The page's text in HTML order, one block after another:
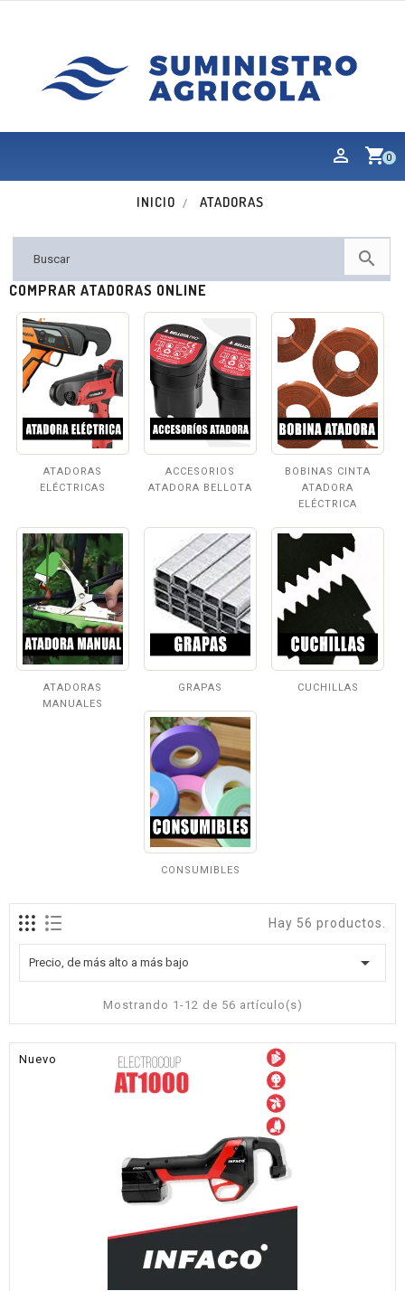
shopping_cart0
INICIO ATADORAS

COMPRAR ATADORAS ONLINE
ATADORAS
ELÉCTRICAS
ACCESORIOS
ATADORA BELLOTA
BOBINAS CINTA
ATADORA
ELÉCTRICA
ATADORAS
MANUALES
GRAPAS CUCHILLAS
CONSUMIBLES
Hay 56 productos.
Precio, de más alto a más bajo 
Mostrando 1-12 de 56 artículo(s)
Nuevo